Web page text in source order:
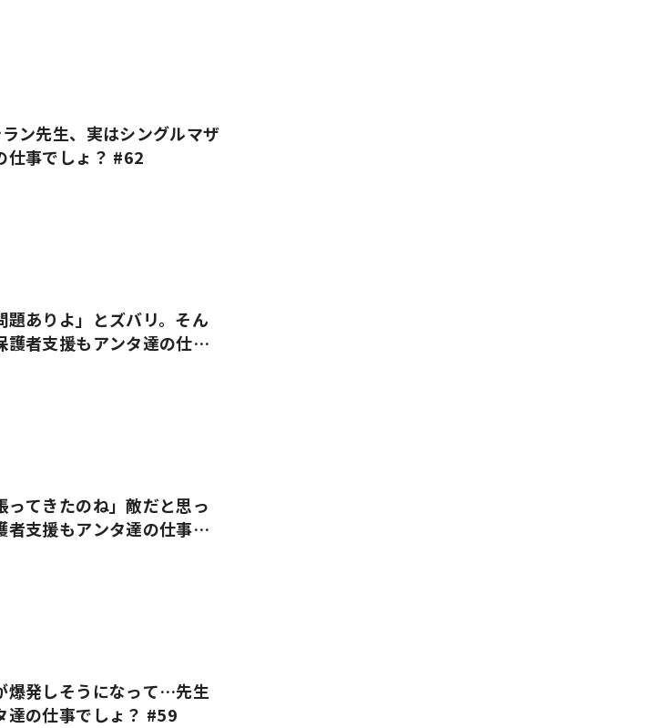
ン先生、実はシングルマザ
仕事でしょ？ #62
題ありよ」とズバリ。そん
者支援もアンタ達の仕事
ってきたのね」敵だと思っ
支援もアンタ達の仕事で
爆発しそうになって…先生
達の仕事でしょ？ #59